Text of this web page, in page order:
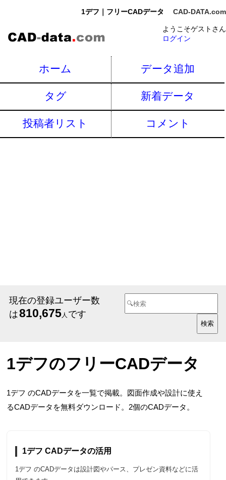
1デフ｜フリーCADデータ CAD-DATA.com
ようこそゲストさん
ログイン
ホーム データ追加
タグ 新着データ
投稿者リスト コメント
現在の登録ユーザー数
は810,675人 です
1デフのフリーCADデータ
1デフ のCADデータを一覧で掲載。図面作成や設計に使え
るCADデータを無料ダウンロード。2個のCADデータ。
1デフ CADデータの活用
1デフ のCADデータは設計図やパース、プレゼン資料などに活